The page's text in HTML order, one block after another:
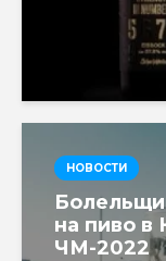
НОВОСТИ
на пиво в
ЧМ-2022